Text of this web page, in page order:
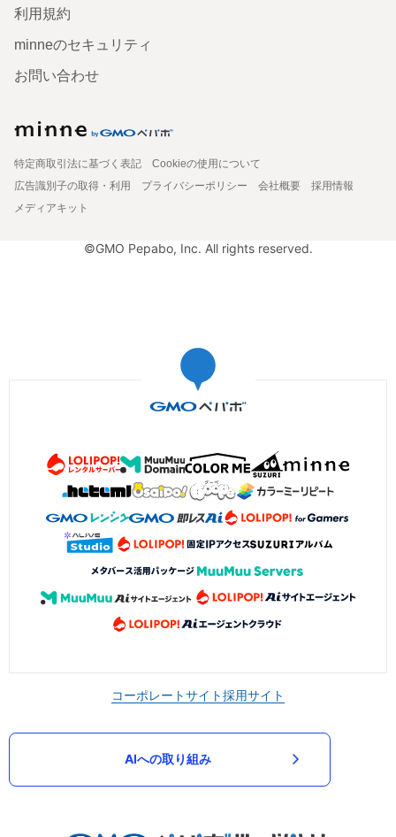
利用規約
minneのセキュリティ
お問い合わせ
特定商取引法に基づく表記
Cookieの使用について
広告識別子の取得・利用
プライバシーポリシー 会社概要
採用情報
メディアキット
©GMO Pepabo, Inc. All rights reserved.
コーポレートサイト採用サイト
AIへの取り組み